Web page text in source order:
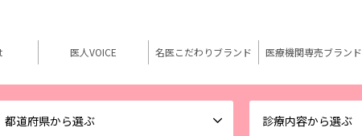
都道府県から選ぶ 診療内容から選ぶ
医人VOICE 名医こだわりブランド 医療機関専売ブランド